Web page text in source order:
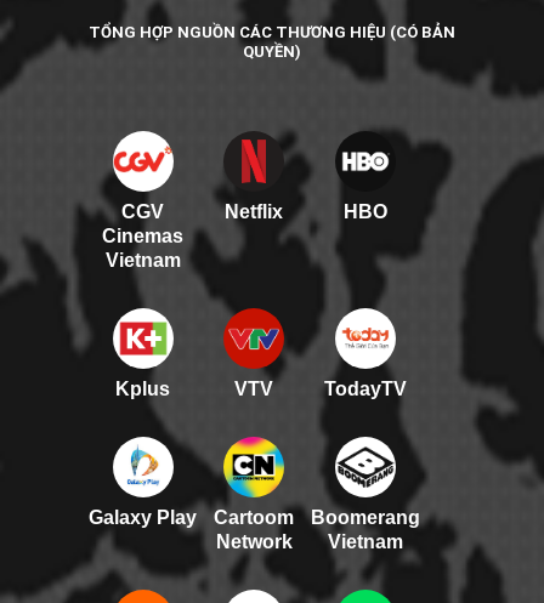
TỔNG HỢP NGUỒN CÁC THƯƠNG HIỆU (CÓ BẢN
QUYỀN)
CGV
Cinemas
Vietnam
Netflix HBO
Kplus VTV TodayTV
Galaxy Play
Cartoom
Network
Boomerang
Vietnam